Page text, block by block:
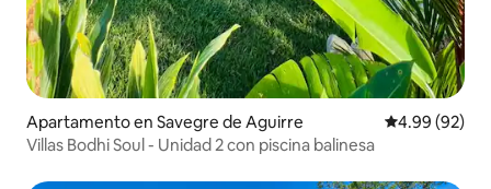
Apartamento en Savegre de Aguirre Calificación
4.99 (92)
Villas Bodhi Soul - Unidad 2 con piscina balinesa